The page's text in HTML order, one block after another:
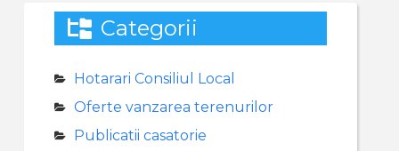
Categorii
Hotarari Consiliul Local
Oferte vanzarea terenurilor
Publicatii casatorie